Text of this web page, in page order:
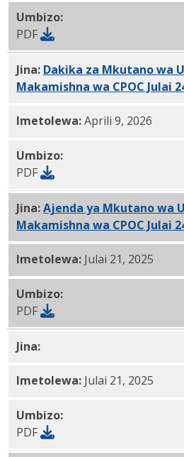
Umbizo:
PDF
Jina: Dakika za Mkutano wa
Makamishna wa CPOC Julai
Imetolewa:Aprili 9, 2026
Umbizo:
PDF
Jina:Ajenda ya Mkutano wa
Makamishna wa CPOC Julai
Imetolewa: Julai 21, 2025
Umbizo:
PDF
Jina:CPOC Julai 10, 2025 Ripoti
Imetolewa: Julai 21, 2025
Umbizo:
PDF